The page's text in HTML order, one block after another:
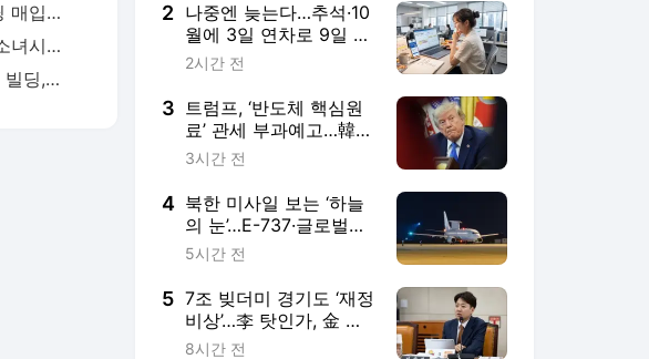
“때로는 비굴해져야 한다”, 35억 빌딩 매입한 권성준 셰프의 자산 증식법
통장 잔고 230억원보다 값진 거처, 소녀시대 유리가 제주 촌동네를 택한 이유
박중훈이 20년 전 60억에 산 역삼동 빌딩, 400억 차익 만든 침묵의 법칙
2 나중엔 늦는다…추석·10
월에 3일 연차로 9일 황
금연휴 완성, 어디에 걸
2시간 전
3 트럼프, ‘반도체 핵심원
료’ 관세 부과예고…韓
반도체 영향 제한적·태
3시간 전
4 북한 미사일 보는 ‘하늘
의 눈’…E-737·글로벌호
크에 경고등 [박수찬의
5시간 전
5 7조 빚더미 경기도 ‘재정
비상’…李 탓인가, 金 탓
인가 [오상도의 경기유
8시간 전